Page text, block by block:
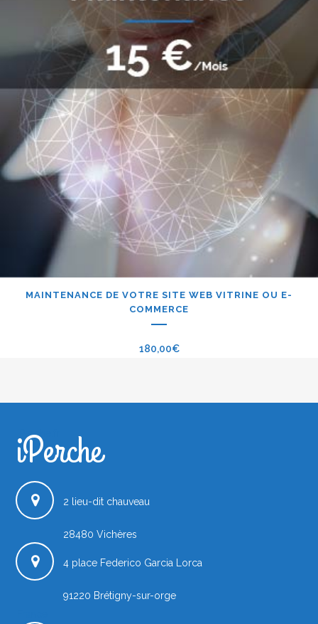
MAINTENANCE DE VOTRE SITE WEB VITRINE OU E-
COMMERCE
180,00€
iPerche.fr
iPerche
2 lieu-dit chauveau
28480 Vichères
4 place Federico Garcia Lorca
91220 Brétigny-sur-orge